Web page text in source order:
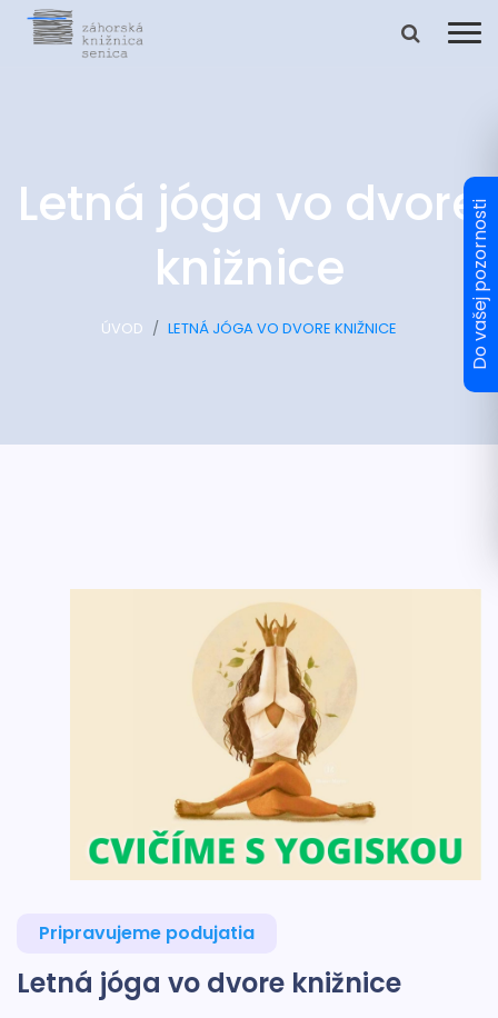
Letná jóga vo dvore
knižnice
ÚVOD LETNÁ JÓGA VO DVORE KNIŽNICE
Pripravujeme podujatia
Letná jóga vo dvore knižnice